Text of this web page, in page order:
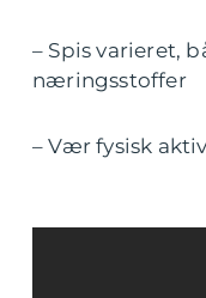
– Spis varieret,
næringsstoffer
– Vær fysisk